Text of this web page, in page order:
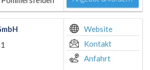
Website
Kontakt
Anfahrt